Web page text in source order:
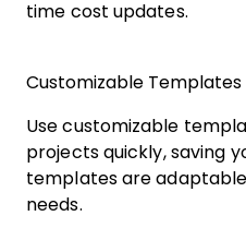
time cost updates.
Customizable Templates
Use customizable
projects quickly, saving
templates are
needs.